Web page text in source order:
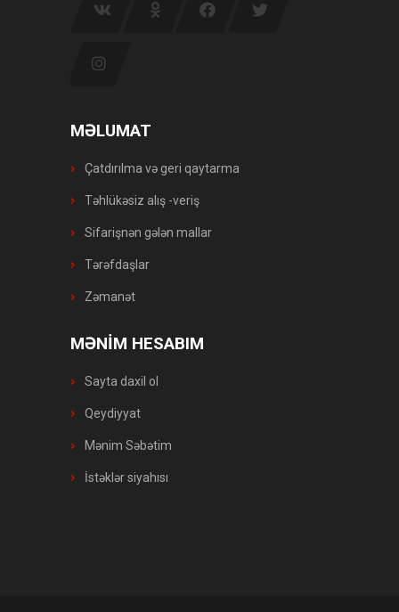
MƏLUMAT
Çatdırılma və geri qaytarma
Təhlükəsiz alış -veriş
Sifarişnən gələn mallar
Tərəfdaşlar
Zəmanət
MƏNİM HESABIM
Sayta daxil ol
Qeydiyyat
Mənim Səbətim
İstəklər siyahısı